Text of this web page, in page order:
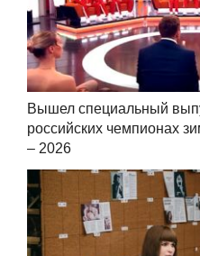
Вышел специальный
российских чемпионах
– 2026